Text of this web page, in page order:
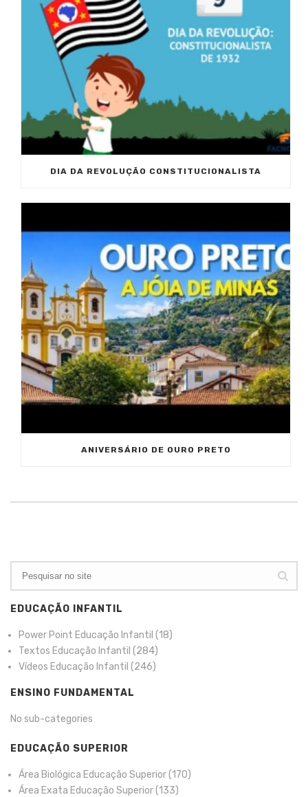
DIA DA REVOLUÇÃO CONSTITUCIONALISTA
ANIVERSÁRIO DE OURO PRETO
EDUCAÇÃO INFANTIL
Power Point Educação Infantil (18)
Textos Educação Infantil (284)
Vídeos Educação Infantil (246)
ENSINO FUNDAMENTAL
No sub-categories
EDUCAÇÃO SUPERIOR
Área Biológica Educação Superior(170)
Área Exata Educação Superior(133)